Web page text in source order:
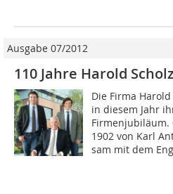
Ausgabe 07/2012
110 Jahre Harold
Die Firma
in diesem Jahr
Firmenjubiläum.
1902 von Karl
sam mit dem